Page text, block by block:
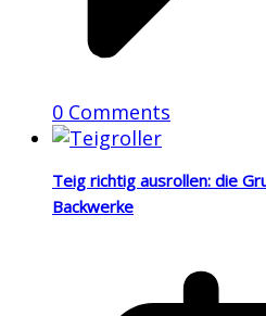
0 Comments
Teig richtig ausrollen: die
Backwerke